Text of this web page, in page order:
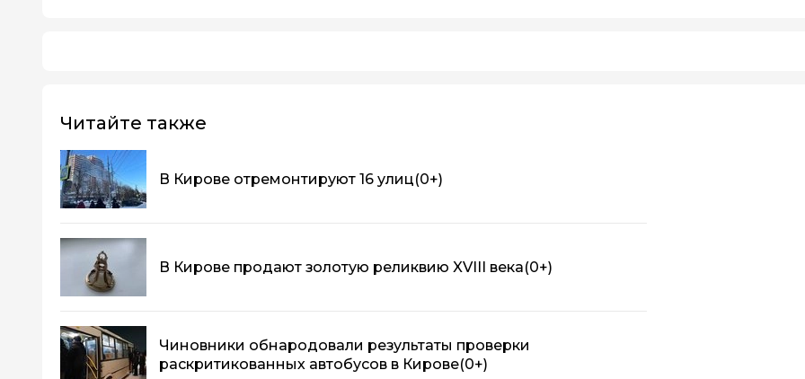
Читайте также
В Кирове отремонтируют 16 улиц(0+)
В Кирове продают золотую реликвию XVIII века(0+)
Чиновники обнародовали результаты проверки
раскритикованных автобусов в Кирове(0+)